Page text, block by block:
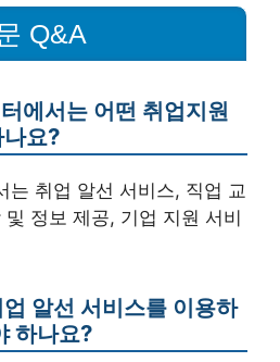
Q&A
에서는 어떤 취업지원
요?
는 취업 알선 서비스, 직업 교
정보 제공, 기업 지원 서비
알선 서비스를 이용하
하나요?